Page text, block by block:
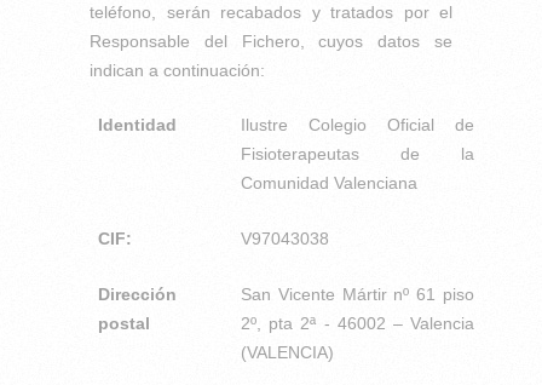
teléfono, serán recabados y tratados por el
Responsable del Fichero, cuyos datos se
indican a continuación:
Identidad
Ilustre Colegio Oficial de
Fisioterapeutas de la
Comunidad Valenciana
CIF: V97043038
Dirección
postal
San Vicente Mártir nº 61 piso
2º, pta 2ª - 46002 – Valencia
(VALENCIA)